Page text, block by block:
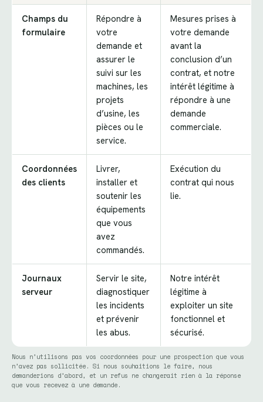
Champs du
formulaire
Répondre à
votre
demande et
assurer le
suivi sur les
machines, les
projets
d’usine, les
pièces ou le
service.
Mesures prises à
votre demande
avant la
conclusion d’un
contrat, et notre
intérêt légitime à
répondre à une
demande
commerciale.
Coordonnées
des clients
Livrer,
installer et
soutenir les
équipements
que vous
avez
commandés.
Exécution du
contrat qui nous
lie.
Journaux
serveur
Servir le site,
diagnostiquer
les incidents
et prévenir
les abus.
Notre intérêt
légitime à
exploiter un site
fonctionnel et
sécurisé.
Nous n’utilisons pas vos coordonnées pour une prospection que vous
n’avez pas sollicitée. Si nous souhaitions le faire, nous
demanderions d’abord, et un refus ne changerait rien à la réponse
que vous recevez à une demande.